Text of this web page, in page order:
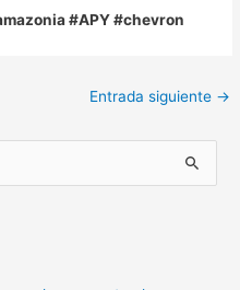
#APY #chevron
Entrada siguiente →